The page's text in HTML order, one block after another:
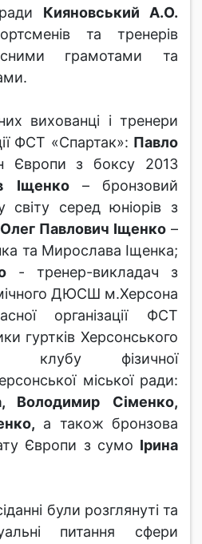
Кияновський А.О.
та тренерів
грамотами та
вихованці і тренери
ФСТ «Спартак»: Павло
Європи з боксу 2013
Іщенко– бронзовий
світу серед юніорів з
Олег Павлович Іщенко–
та Мирослава Іщенка;
- тренер-викладач з
ДЮСШ м.Херсона
організації ФСТ
гуртків Херсонського
клубу фізичної
міської ради:
Володимир Сіменко,
а також бронзова
Європи з сумо Ірина
були розглянуті та
питання сфери